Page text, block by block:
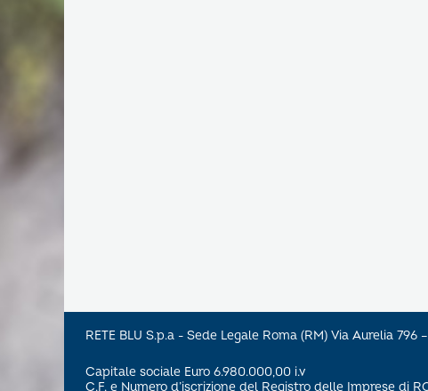
RETE BLU S.p.a - Sede Legale Roma (RM) Via Aurelia 796
Capitale sociale Euro 6.980.000,00 i.v
C.F. e Numero d’iscrizione del Registro delle Imprese di